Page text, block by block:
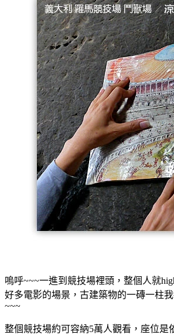
嗚呼~~~一進到競技場裡頭，整個人就
好多電影的場景，古建築物的一磚一柱
~~~
整個競技場約可容納5萬人觀看，座位是